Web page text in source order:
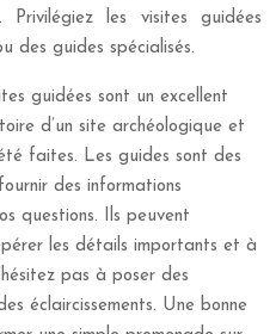
les visites guidées
des guides spécialisés.
guidées sont un excellent
d’un site archéologique et
faites. Les guides sont des
des informations
questions. Ils peuvent
les détails importants et à
pas à poser des
éclaircissements. Une bonne